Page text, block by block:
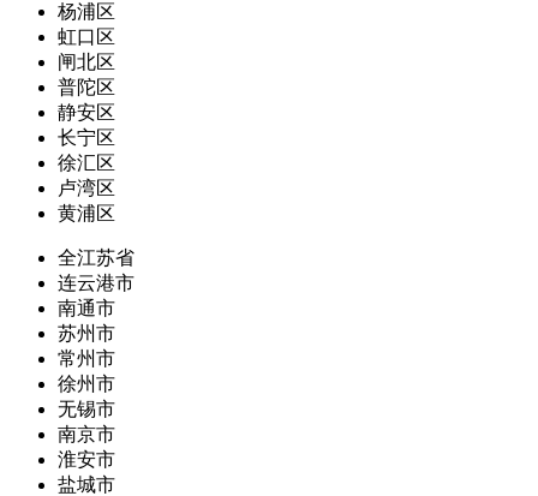
杨浦区
虹口区
闸北区
普陀区
静安区
长宁区
徐汇区
卢湾区
黄浦区
全江苏省
连云港市
南通市
苏州市
常州市
徐州市
无锡市
南京市
淮安市
盐城市